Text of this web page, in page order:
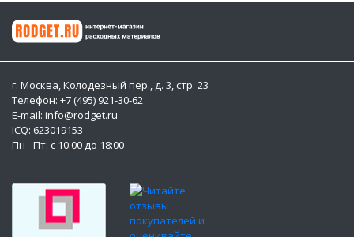
г. Москва, Колодезный пер., д. 3, стр. 23
Телефон: +7 (495) 921-30-62
E-mail: info@rodget.ru
ICQ: 623019153
Пн - Пт: с 10:00 до 18:00